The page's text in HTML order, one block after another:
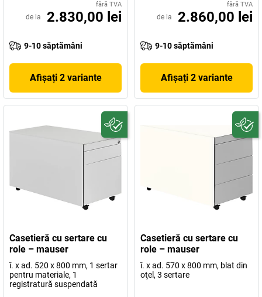
fără TVA
de la 2.830,00 lei
9-10 săptămâni
Afișați 2 variante
fără TVA
de la 2.860,00 lei
9-10 săptămâni
Afișați 2 variante
Casetieră cu sertare cu
role – mauser
î. x ad. 520 x 800 mm, 1 sertar
pentru materiale, 1
registratură suspendată
Casetieră cu sertare cu
role – mauser
î. x ad. 570 x 800 mm, blat din
oţel, 3 sertare